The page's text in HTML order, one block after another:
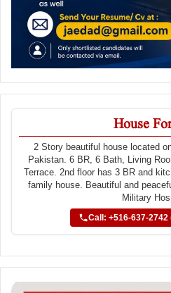
House
2 Story beautiful house located
Pakistan. 6 BR, 6 Bath, Living
Terrace. 2nd floor has 3 BR and
family house. Beautiful and
Military
Call: +516-637-2742